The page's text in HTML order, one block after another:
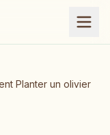
Planter un olivier